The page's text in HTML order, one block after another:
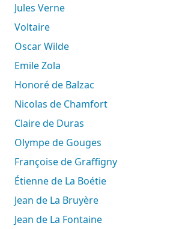
Jules Verne
Voltaire
Oscar Wilde
Emile Zola
Honoré de Balzac
Nicolas de Chamfort
Claire de Duras
Olympe de Gouges
Françoise de Graffigny
Étienne de La Boétie
Jean de La Bruyère
Jean de La Fontaine